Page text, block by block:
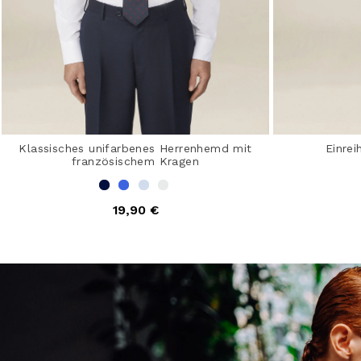
Klassisches unifarbenes Herrenhemd mit
französischem Kragen
19,90 €